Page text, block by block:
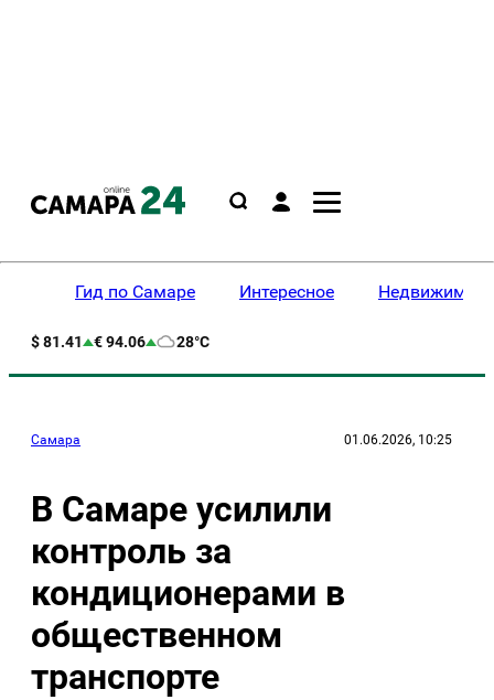
Гид по Самаре Интересное
$ 81.41 € 94.06 28°C
Самара 01.06.2026, 10:25
В Самаре усилили
контроль за
кондиционерами в
общественном
транспорте